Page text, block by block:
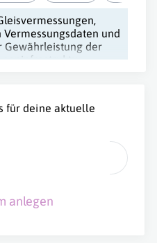
und
Gewährleistung der
für deine aktuelle
anlegen